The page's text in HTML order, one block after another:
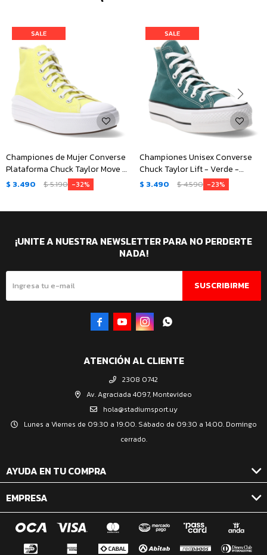
Championes de Mujer Converse
Plataforma Chuck Taylor Move -
Amarillo
$ 3.490 $5.190 32
Championes Unisex Converse
Chuck Taylor Lift - Verde -
Negro - Blanco
$ 3.490 $4.590 23
ATENCIÓN AL CLIENTE
2308 0742
Av. Agraciada 4097, Montevideo
hola@stadiumsport.uy
Lunes a Viernes de 09:30 a 19:00. Sábado de 09:30 a 14:00. Domingo
cerrado.
AYUDA EN TU COMPRA
EMPRESA
¡UNITE A NUESTRA NEWSLETTER PARA NO PERDERTE
NADA!
SUSCRIBIRME
   